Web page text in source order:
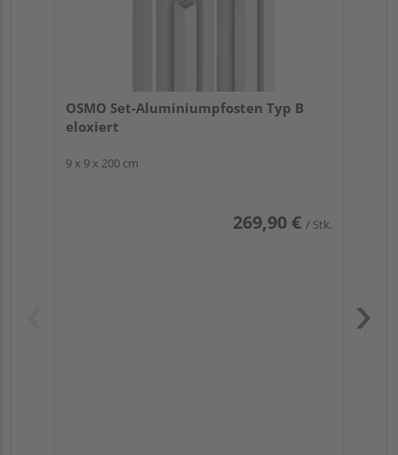
OSMO Set-Aluminiumpfosten Typ B
eloxiert
9 x 9 x 200 cm
269,90 € / Stk.